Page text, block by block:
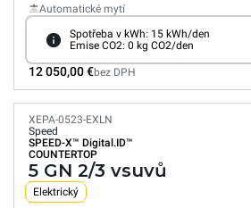
Automatické mytí
Spotřeba v kWh: 15 kWh/den
Emise CO2: 0 kg CO2/den
12 050,00 €bez DPH
XEPA-0523-EXLN
Speed
SPEED-X™ Digital.ID™
COUNTERTOP
5 GN 2/3 vsuvů
Elektrický